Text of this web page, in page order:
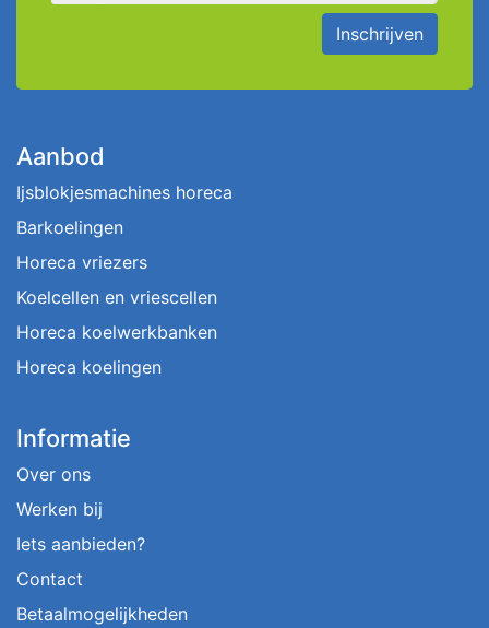
Inschrijven
Aanbod
Ijsblokjesmachines horeca
Barkoelingen
Horeca vriezers
Koelcellen en vriescellen
Horeca koelwerkbanken
Horeca koelingen
Informatie
Over ons
Werken bij
Iets aanbieden?
Contact
Betaalmogelijkheden